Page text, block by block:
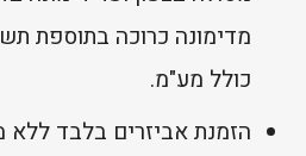
כולל מע"מ.
הזמנת אביזרים בלבד ללא